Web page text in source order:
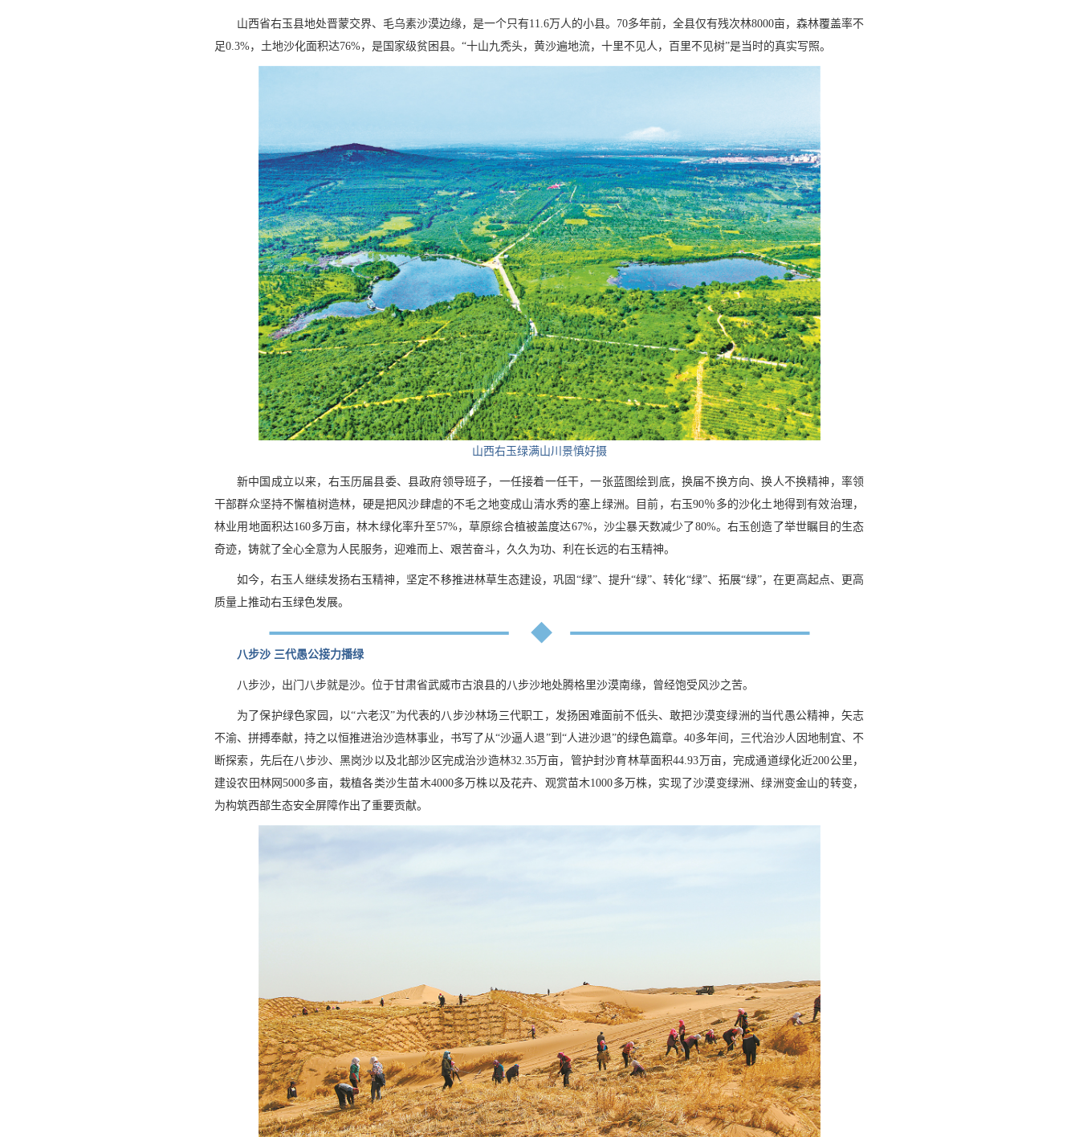
山西省右玉县地处晋蒙交界、毛乌素沙漠边缘，是一个只有11.6万人的小县。70多年前，全县仅有残次林8000亩，森林覆盖率不
足0.3%，土地沙化面积达76%，是国家级贫困县。“十山九秃头，黄沙遍地流，十里不见人，百里不见树”是当时的真实写照。
山西右玉绿满山川景慎好摄
新中国成立以来，右玉历届县委、县政府领导班子，一任接着一任干，一张蓝图绘到底，换届不换方向、换人不换精神，率领
干部群众坚持不懈植树造林，硬是把风沙肆虐的不毛之地变成山清水秀的塞上绿洲。目前，右玉90％多的沙化土地得到有效治理，
林业用地面积达160多万亩，林木绿化率升至57%，草原综合植被盖度达67%，沙尘暴天数减少了80%。右玉创造了举世瞩目的生态
奇迹，铸就了全心全意为人民服务，迎难而上、艰苦奋斗，久久为功、利在长远的右玉精神。
如今，右玉人继续发扬右玉精神，坚定不移推进林草生态建设，巩固“绿”、提升“绿”、转化“绿”、拓展“绿”，在更高起点、更高
质量上推动右玉绿色发展。
八步沙 三代愚公接力播绿
八步沙，出门八步就是沙。位于甘肃省武威市古浪县的八步沙地处腾格里沙漠南缘，曾经饱受风沙之苦。
为了保护绿色家园，以“六老汉”为代表的八步沙林场三代职工，发扬困难面前不低头、敢把沙漠变绿洲的当代愚公精神，矢志
不渝、拼搏奉献，持之以恒推进治沙造林事业，书写了从“沙逼人退”到“人进沙退”的绿色篇章。40多年间，三代治沙人因地制宜、不
断探索，先后在八步沙、黑岗沙以及北部沙区完成治沙造林32.35万亩，管护封沙育林草面积44.93万亩，完成通道绿化近200公里，
建设农田林网5000多亩，栽植各类沙生苗木4000多万株以及花卉、观赏苗木1000多万株，实现了沙漠变绿洲、绿洲变金山的转变，
为构筑西部生态安全屏障作出了重要贡献。